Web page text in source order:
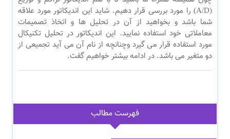
(A/D) را مورد بررسی قرار دهیم. شاید این اندیکاتور مورد علاقه
شما باشد و بخواهید از آن در تحلیل ها و اتخاذ تصمیمات
معاملاتی خود استفاده نمایید. این اندیکاتور در تحلیل تکنیکال
مورد استفاده قرار می گیرد وچنانچه از نام آن می آید تجمیعی از
دو متغیر می باشد. در ادامه بیشتر خواهیم گفت.
فهرست مطالب